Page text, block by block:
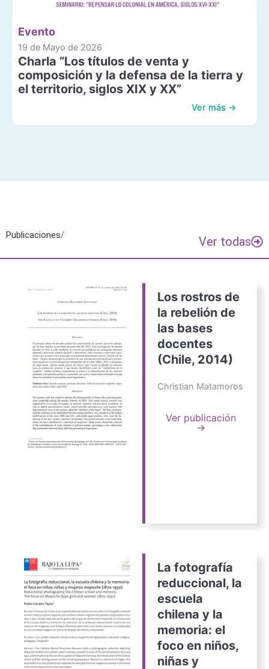
Evento
19 de Mayo de 2026
Charla “Los títulos de venta y
composición y la defensa de la tierra y
el territorio, siglos XIX y XX”
Ver más →
Publicaciones/ Ver todas
Los rostros de
la rebelión de
las bases
docentes
(Chile, 2014)
Christian Matamoros
Ver publicación
→
La fotografía
reduccional, la
escuela
chilena y la
memoria: el
foco en niños,
niñas y